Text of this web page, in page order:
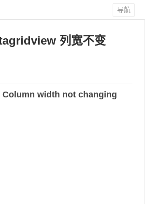
导航
列宽不变
Column width not changing